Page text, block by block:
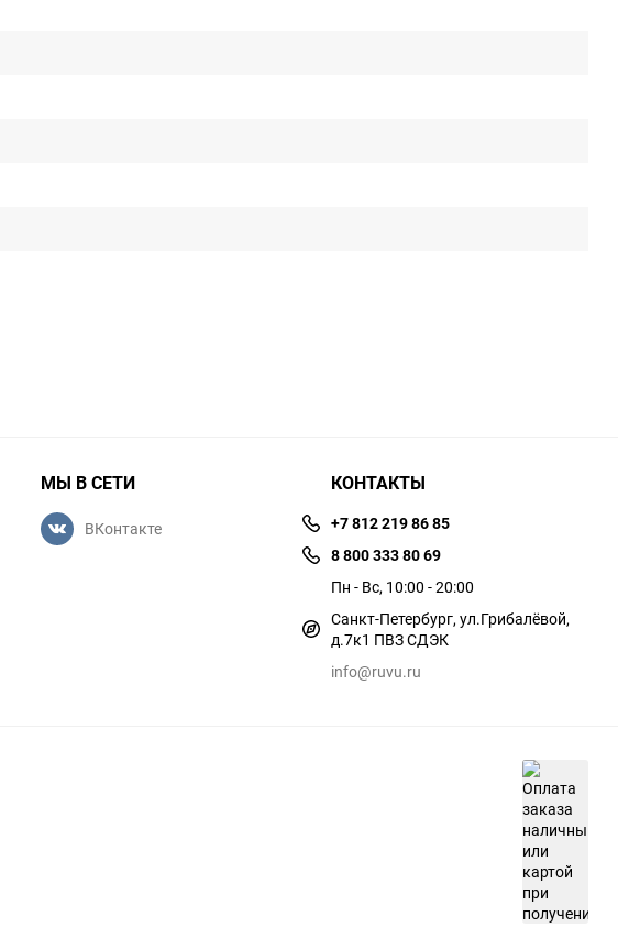
МЫ В СЕТИ
ВКонтакте
КОНТАКТЫ
+7 812 219 86 85
8 800 333 80 69
Пн - Вс, 10:00 - 20:00
Санкт-Петербург, ул.​​Грибалёвой,
д.7к1 ПВЗ СДЭК
info@ruvu.ru